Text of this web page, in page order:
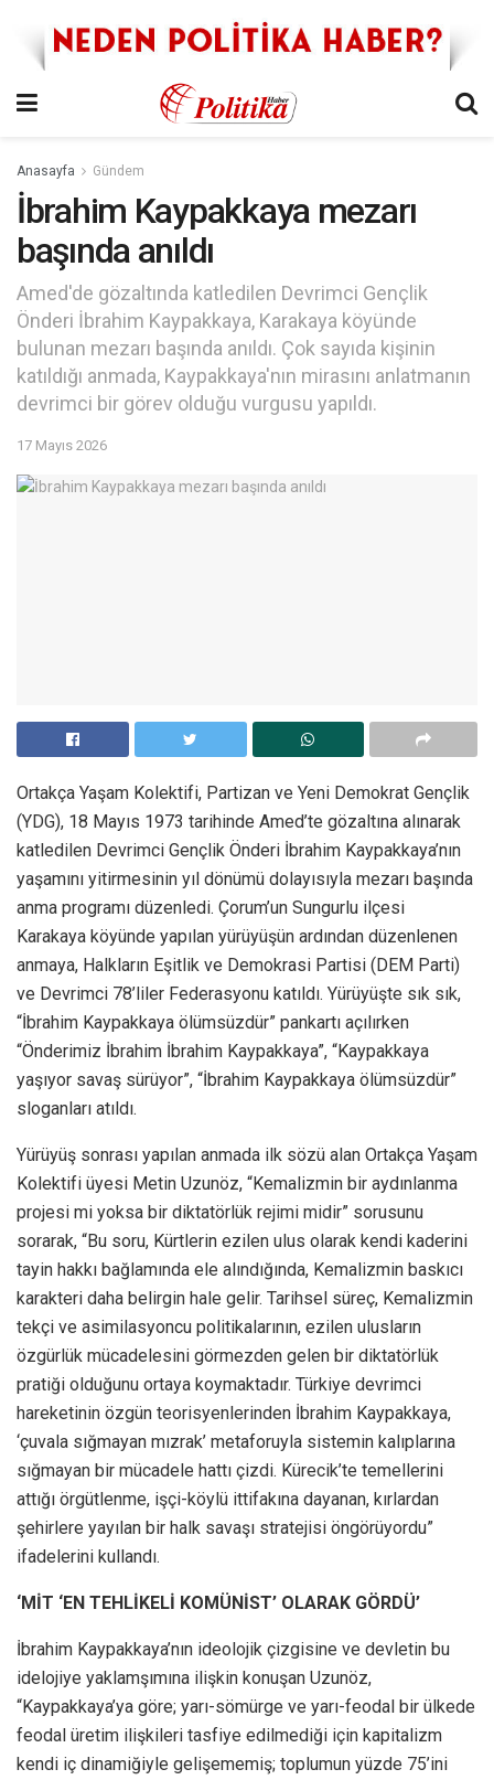
Anasayfa Gündem
İbrahim Kaypakkaya mezarı
başında anıldı
Amed'de gözaltında katledilen Devrimci Gençlik
Önderi İbrahim Kaypakkaya, Karakaya köyünde
bulunan mezarı başında anıldı. Çok sayıda kişinin
katıldığı anmada, Kaypakkaya'nın mirasını anlatmanın
devrimci bir görev olduğu vurgusu yapıldı.
17 Mayıs 2026
Ortakça Yaşam Kolektifi, Partizan ve Yeni Demokrat Gençlik
(YDG), 18 Mayıs 1973 tarihinde Amed’te gözaltına alınarak
katledilen Devrimci Gençlik Önderi İbrahim Kaypakkaya’nın
yaşamını yitirmesinin yıl dönümü dolayısıyla mezarı başında
anma programı düzenledi. Çorum’un Sungurlu ilçesi
Karakaya köyünde yapılan yürüyüşün ardından düzenlenen
anmaya, Halkların Eşitlik ve Demokrasi Partisi (DEM Parti)
ve Devrimci 78’liler Federasyonu katıldı. Yürüyüşte sık sık,
“İbrahim Kaypakkaya ölümsüzdür” pankartı açılırken
“Önderimiz İbrahim İbrahim Kaypakkaya”, “Kaypakkaya
yaşıyor savaş sürüyor”, “İbrahim Kaypakkaya ölümsüzdür”
sloganları atıldı.
Yürüyüş sonrası yapılan anmada ilk sözü alan Ortakça Yaşam
Kolektifi üyesi Metin Uzunöz, “Kemalizmin bir aydınlanma
projesi mi yoksa bir diktatörlük rejimi midir” sorusunu
sorarak, “Bu soru, Kürtlerin ezilen ulus olarak kendi kaderini
tayin hakkı bağlamında ele alındığında, Kemalizmin baskıcı
karakteri daha belirgin hale gelir. Tarihsel süreç, Kemalizmin
tekçi ve asimilasyoncu politikalarının, ezilen ulusların
özgürlük mücadelesini görmezden gelen bir diktatörlük
pratiği olduğunu ortaya koymaktadır. Türkiye devrimci
hareketinin özgün teorisyenlerinden İbrahim Kaypakkaya,
‘çuvala sığmayan mızrak’ metaforuyla sistemin kalıplarına
sığmayan bir mücadele hattı çizdi. Kürecik’te temellerini
attığı örgütlenme, işçi-köylü ittifakına dayanan, kırlardan
şehirlere yayılan bir halk savaşı stratejisi öngörüyordu”
ifadelerini kullandı.
‘MİT ‘EN TEHLİKELİ KOMÜNİST’ OLARAK GÖRDÜ’
İbrahim Kaypakkaya’nın ideolojik çizgisine ve devletin bu
idelojiye yaklamşımına ilişkin konuşan Uzunöz,
“Kaypakkaya’ya göre; yarı-sömürge ve yarı-feodal bir ülkede
feodal üretim ilişkileri tasfiye edilmediği için kapitalizm
kendi iç dinamiğiyle gelişememiş; toplumun yüzde 75’ini